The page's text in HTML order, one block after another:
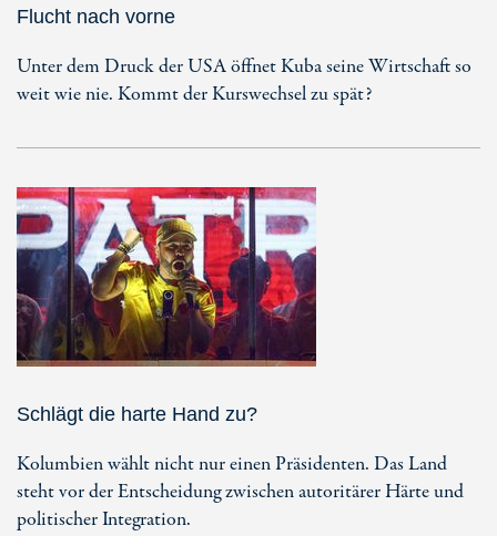
Flucht nach vorne
Unter dem Druck der USA öffnet Kuba seine Wirtschaft so
weit wie nie. Kommt der Kurswechsel zu spät?
Schlägt die harte Hand zu?
Kolumbien wählt nicht nur einen Präsidenten. Das Land
steht vor der Entscheidung zwischen autoritärer Härte und
politischer Integration.